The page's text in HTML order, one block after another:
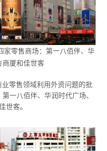
家零售商场：第一八佰伴、华
商厦和佳世客
零售领域利用外资问题的批
一八佰伴、华润时代广场、
世客。